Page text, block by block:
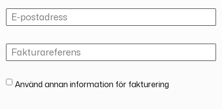
Använd annan information för fakturering